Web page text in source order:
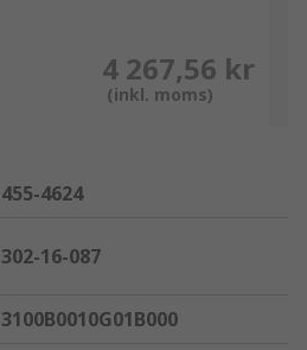
4 267,56 kr
(inkl. moms)
455-4624
302-16-087
3100B0010G01B000